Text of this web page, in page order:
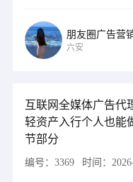
朋友圈广告营
六安
互联网全媒体广告代
轻资产入行个人也能
节部分
编号： 3369 时间：